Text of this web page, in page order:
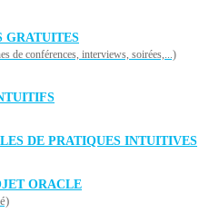
GRATUITES
de conférences, interviews, soirées,...)
DE PRATIQUES INTUITIVES
ORACLE